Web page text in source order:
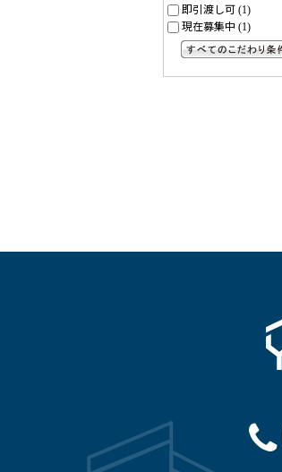
即引渡し可 (1)
現在募集中 (1)